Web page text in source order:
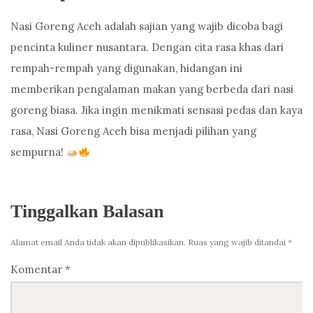
Nasi Goreng Aceh adalah sajian yang wajib dicoba bagi
pencinta kuliner nusantara. Dengan cita rasa khas dari
rempah-rempah yang digunakan, hidangan ini
memberikan pengalaman makan yang berbeda dari nasi
goreng biasa. Jika ingin menikmati sensasi pedas dan kaya
rasa, Nasi Goreng Aceh bisa menjadi pilihan yang
sempurna!
Tinggalkan Balasan
Alamat email Anda tidak akan dipublikasikan. Ruas yang wajib ditandai *
Komentar *